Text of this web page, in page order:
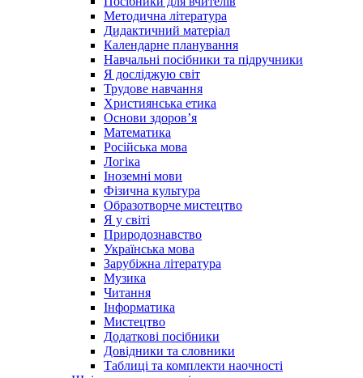
Методична література
Дидактичний матеріал
Календарне планування
Навчальні посібники та підручники
Я досліджую світ
Трудове навчання
Християнська етика
Основи здоров’я
Математика
Російська мова
Логіка
Іноземні мови
Фізична культура
Образотворче мистецтво
Я у світі
Природознавство
Українська мова
Зарубіжна література
Музика
Читання
Інформатика
Мистецтво
Додаткові посібники
Довідники та словники
Таблиці та комплекти наочності